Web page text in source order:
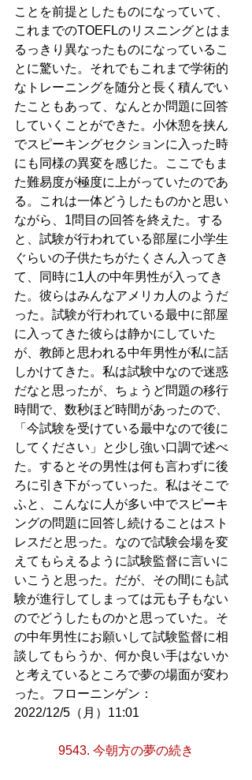
ことを前提としたものになっていて、
これまでのTOEFLのリスニングとはま
るっきり異なったものになっているこ
とに驚いた。それでもこれまで学術的
なトレーニングを随分と長く積んでい
たこともあって、なんとか問題に回答
していくことができた。小休憩を挟ん
でスピーキングセクションに入った時
にも同様の異変を感じた。ここでもま
た難易度が極度に上がっていたのであ
る。これは一体どうしたものかと思い
ながら、1問目の回答を終えた。する
と、試験が行われている部屋に小学生
ぐらいの子供たちがたくさん入ってき
て、同時に1人の中年男性が入ってき
た。彼らはみんなアメリカ人のようだ
った。試験が行われている最中に部屋
に入ってきた彼らは静かにしていた
が、教師と思われる中年男性が私に話
しかけてきた。私は試験中なので迷惑
だなと思ったが、ちょうど問題の移行
時間で、数秒ほど時間があったので、
「今試験を受けている最中なので後に
してください」と少し強い口調で述べ
た。するとその男性は何も言わずに後
ろに引き下がっていった。私はそこで
ふと、こんなに人が多い中でスピーキ
ングの問題に回答し続けることはスト
レスだと思った。なので試験会場を変
えてもらえるように試験監督に言いに
いこうと思った。だが、その間にも試
験が進行してしまっては元も子もない
のでどうしたものかと思っていた。そ
の中年男性にお願いして試験監督に相
談してもらうか、何か良い手はないか
と考えているところで夢の場面が変わ
った。フローニンゲン：
2022/12/5（月）11:01
9543. 今朝方の夢の続き